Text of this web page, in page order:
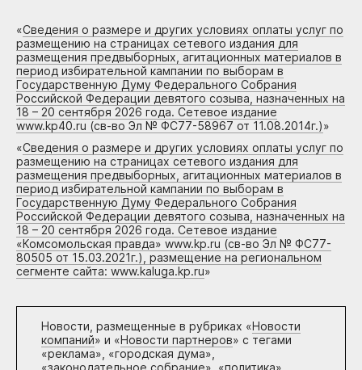
«Сведения о размере и других условиях оплаты услуг по
размещению на страницах сетевого издания для
размещения предвыборных, агитационных материалов в
период избирательной кампании по выборам в
Государственную Думу Федерального Собрания
Российской Федерации девятого созыва, назначенных на
18 – 20 сентября 2026 года. Сетевое издание
www.kp40.ru (св-во Эл № ФС77-58967 от 11.08.2014г.)»
«Сведения о размере и других условиях оплаты услуг по
размещению на страницах сетевого издания для
размещения предвыборных, агитационных материалов в
период избирательной кампании по выборам в
Государственную Думу Федерального Собрания
Российской Федерации девятого созыва, назначенных на
18 – 20 сентября 2026 года. Сетевое издание
«Комсомольская правда» www.kp.ru (св-во Эл № ФС77-
80505 от 15.03.2021г.), размещение на региональном
сегменте сайта: www.kaluga.kp.ru»
Новости, размещенные в рубриках «Новости
компаний» и «Новости партнеров» с тегами
«реклама», «городская дума»,